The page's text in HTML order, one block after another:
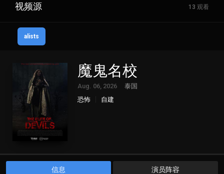
视频源 13 观看
alists
魔鬼名校
Aug. 06, 2026
泰国
恐怖
自建
信息 演员阵容